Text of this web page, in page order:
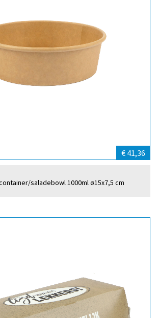
€ 41,36
saladebowl 1000ml ø15x7,5 cm